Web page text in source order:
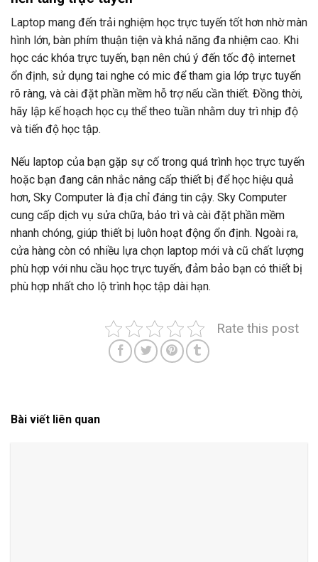
Laptop mang đến trải nghiệm học trực tuyến tốt hơn nhờ màn
hình lớn, bàn phím thuận tiện và khả năng đa nhiệm cao. Khi
học các khóa trực tuyến, bạn nên chú ý đến tốc độ internet
ổn định, sử dụng tai nghe có mic để tham gia lớp trực tuyến
rõ ràng, và cài đặt phần mềm hỗ trợ nếu cần thiết. Đồng thời,
hãy lập kế hoạch học cụ thể theo tuần nhằm duy trì nhịp độ
và tiến độ học tập.
Nếu laptop của bạn gặp sự cố trong quá trình học trực tuyến
hoặc bạn đang cân nhắc nâng cấp thiết bị để học hiệu quả
hơn, Sky Computer là địa chỉ đáng tin cậy. Sky Computer
cung cấp dịch vụ sửa chữa, bảo trì và cài đặt phần mềm
nhanh chóng, giúp thiết bị luôn hoạt động ổn định. Ngoài ra,
cửa hàng còn có nhiều lựa chọn laptop mới và cũ chất lượng
phù hợp với nhu cầu học trực tuyến, đảm bảo bạn có thiết bị
phù hợp nhất cho lộ trình học tập dài hạn.
Rate this post
Bài viết liên quan